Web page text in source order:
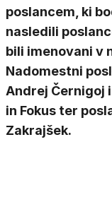
poslancem, ki
nasledili
bili imenovani v
Nadomestni
Andrej Černigoj
in Fokus ter
Zakrajšek.